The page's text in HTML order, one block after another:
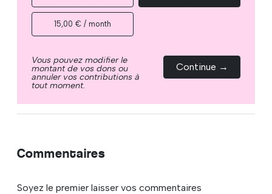
15,00 € / month
Vous pouvez modifier le
montant de vos dons ou
annuler vos contributions à
tout moment.
Continue →
Commentaires
Soyez le premier laisser vos commentaires